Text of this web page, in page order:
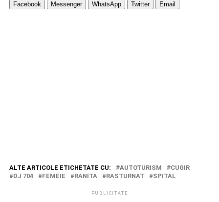
Facebook Messenger WhatsApp Twitter Email
ALTE ARTICOLE ETICHETATE CU: AUTOTURISM
CUGIR
DJ 704
FEMEIE RANITA RASTURNAT SPITAL
PUBLICITATE